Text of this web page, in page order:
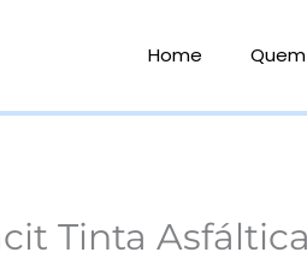
Home
Tinta Asfáltica